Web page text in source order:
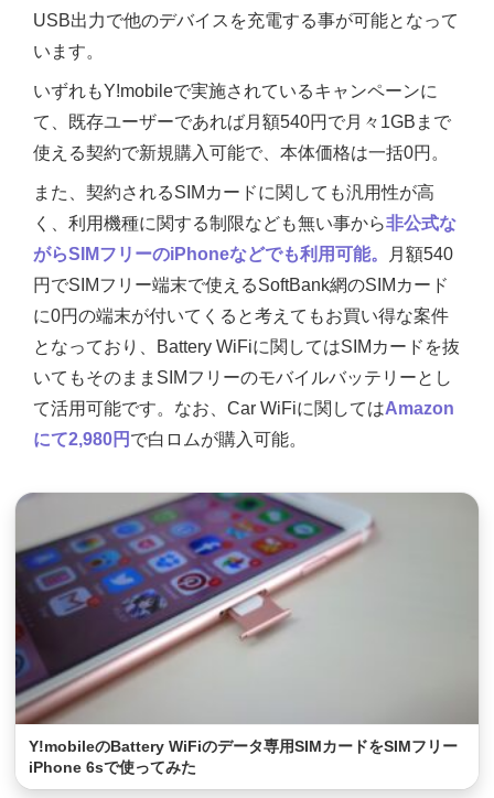
USB出力で他のデバイスを充電する事が可能となって
います。
いずれもY!mobileで実施されているキャンペーンに
て、既存ユーザーであれば月額540円で月々1GBまで
使える契約で新規購入可能で、本体価格は一括0円。
また、契約されるSIMカードに関しても汎用性が高
く、利用機種に関する制限なども無い事から非公式な
がらSIMフリーのiPhoneなどでも利用可能。
月額540
円でSIMフリー端末で使えるSoftBank網のSIMカード
に0円の端末が付いてくると考えてもお買い得な案件
となっており、Battery WiFiに関してはSIMカードを抜
いてもそのままSIMフリーのモバイルバッテリーとし
て活用可能です。なお、Car WiFiに関してはAmazon
にて2,980円 で白ロムが購入可能。
Y!mobileのBattery WiFiのデータ専用SIMカードをSIMフリー
iPhone 6sで使ってみた